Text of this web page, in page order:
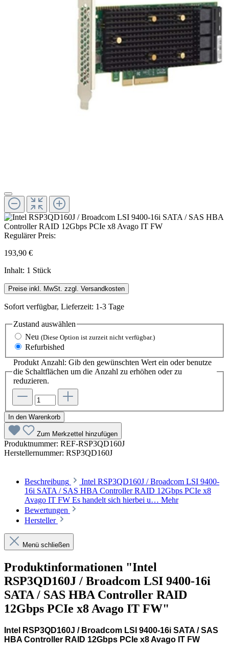
Regulärer Preis:
193,90 €
Inhalt: 1 Stück
Preise inkl. MwSt. zzgl. Versandkosten
Sofort verfügbar, Lieferzeit: 1-3 Tage
Zustand auswählen
Neu (Diese Option ist zurzeit nicht verfügbar.)
Refurbished
Produkt Anzahl: Gib den gewünschten Wert ein oder benutze
die Schaltflächen um die Anzahl zu erhöhen oder zu
reduzieren.
In den Warenkorb
Zum Merkzettel hinzufügen
Produktnummer: REF-RSP3QD160J
Herstellernummer: RSP3QD160J
Beschreibung
Intel RSP3QD160J / Broadcom LSI 9400-
16i SATA / SAS HBA Controller RAID 12Gbps PCIe x8
Avago IT FW Es handelt sich hierbei u… Mehr
Bewertungen
Hersteller
Menü schließen
Produktinformationen "Intel
RSP3QD160J / Broadcom LSI 9400-16i
SATA / SAS HBA Controller RAID
12Gbps PCIe x8 Avago IT FW"
Intel RSP3QD160J / Broadcom LSI 9400-16i SATA / SAS
HBA Controller RAID 12Gbps PCIe x8 Avago IT FW